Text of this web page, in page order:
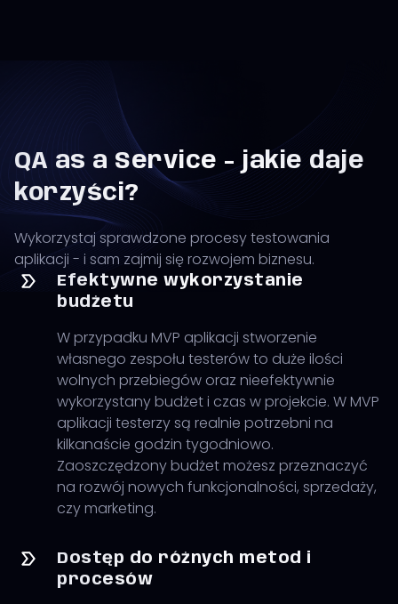
QA as a Service - jakie daje
korzyści?
Wykorzystaj sprawdzone procesy testowania
aplikacji - i sam zajmij się rozwojem biznesu.
Efektywne wykorzystanie
budżetu
W przypadku MVP aplikacji stworzenie
własnego zespołu testerów to duże ilości
wolnych przebiegów oraz nieefektywnie
wykorzystany budżet i czas w projekcie. W MVP
aplikacji testerzy są realnie potrzebni na
kilkanaście godzin tygodniowo.
Zaoszczędzony budżet możesz przeznaczyć
na rozwój nowych funkcjonalności, sprzedaży,
czy marketing.
Dostęp do różnych metod i
procesów